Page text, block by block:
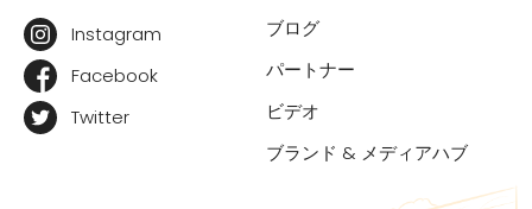
Instagram
Facebook
Twitter
ブログ
パートナー
ビデオ
ブランド & メディアハブ